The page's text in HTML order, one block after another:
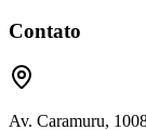
Contato
Av. Caramuru,